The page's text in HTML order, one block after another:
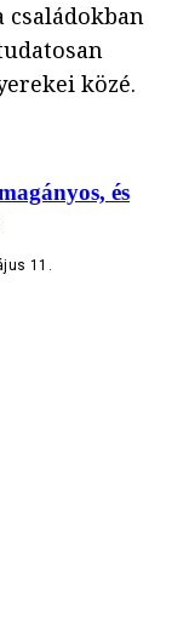
családokban
közé.
és
11.